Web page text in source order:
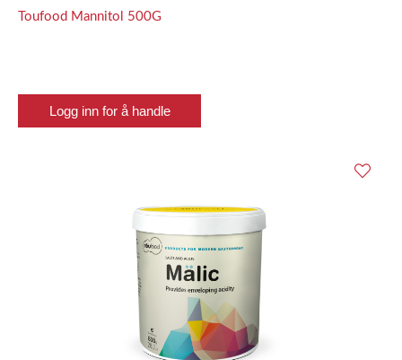
Toufood Mannitol 500G
Logg inn for å handle